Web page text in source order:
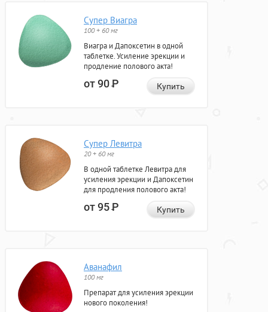
Супер Виагра
100 + 60 мг
Виагра и Дапоксетин в одной
таблетке. Усиление эрекции и
продление полового акта!
от 90Р Купить
Супер Левитра
20 + 60 мг
В одной таблетке Левитра для
усиления эрекции и Дапоксетин
для продления полового акта!
от 95Р Купить
Аванафил
100 мг
Препарат для усиления эрекции
нового поколения!